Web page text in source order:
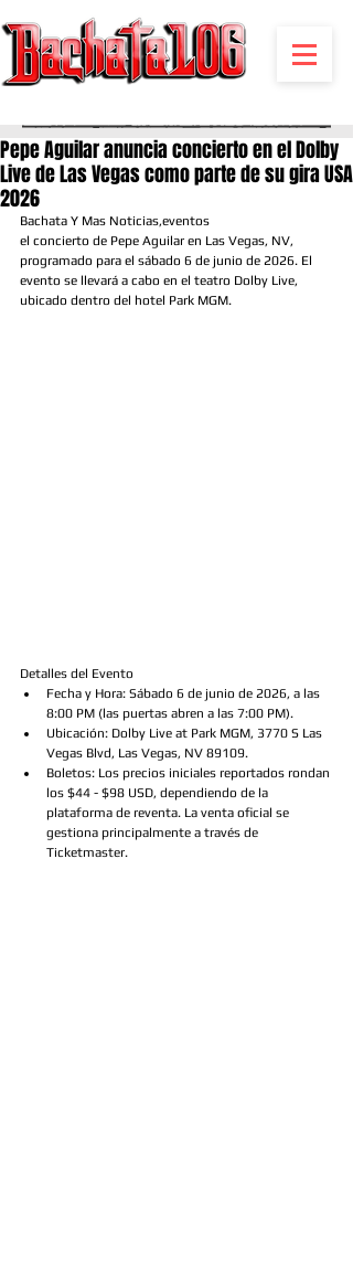
Pepe Aguilar anuncia concierto en el Dolby
Live de Las Vegas como parte de su gira USA
2026
Bachata Y Mas Noticias,eventos
el concierto de Pepe Aguilar en Las Vegas, NV,
programado para el sábado 6 de junio de 2026. El
evento se llevará a cabo en el teatro Dolby Live,
ubicado dentro del hotel Park MGM.
Detalles del Evento
Fecha y Hora: Sábado 6 de junio de 2026, a las
8:00 PM (las puertas abren a las 7:00 PM).
Ubicación: Dolby Live at Park MGM, 3770 S Las
Vegas Blvd, Las Vegas, NV 89109.
Boletos: Los precios iniciales reportados rondan
los $44 - $98 USD, dependiendo de la
plataforma de reventa. La venta oficial se
gestiona principalmente a través de
Ticketmaster.